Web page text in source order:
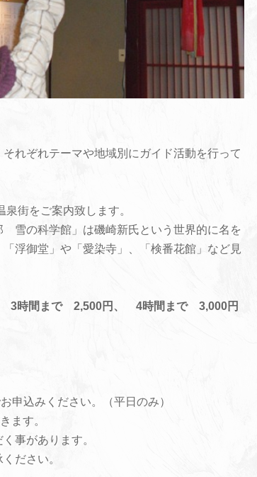
れぞれテーマや地域別にガイド活動を行って
街をご案内致します。
の科学館」は磯崎新氏という世界的に名を
浮御堂」や「愛染寺」、「検番花館」など見
3時間まで 2,500円、 4時間まで 3,000円
申込みください。（平日のみ）
ます。
事があります。
ださい。